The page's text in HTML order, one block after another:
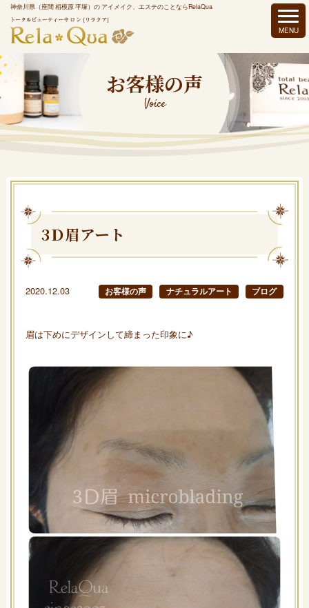
神奈川県（座間 相模原 平塚）の アイメイク、エステのことならRelaQua
お客様の声
Voice
3Ｄ眉アート
2020.12.03 お客様の声 ナチュラルアート ブログ
眉は下めにデザインして締まった印象に♪